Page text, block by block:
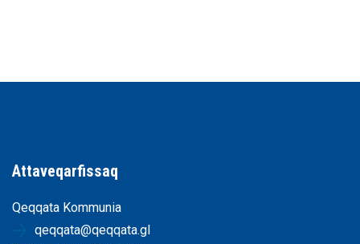
Attaveqarfissaq
Qeqqata Kommunia
qeqqata@qeqqata.gl